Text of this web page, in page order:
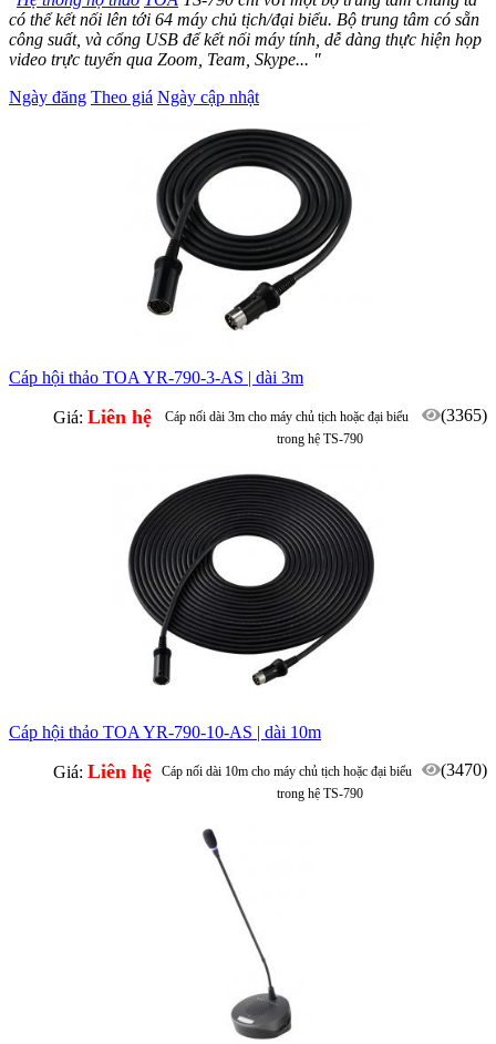
có thể kết nối lên tới 64 máy chủ tịch/đại biểu. Bộ trung tâm có sẵn
công suất, và cổng USB để kết nối máy tính, dễ dàng thực hiện họp
video trực tuyến qua Zoom, Team, Skype... "
Ngày đăng Theo giá Ngày cập nhật
Cáp hội thảo TOA YR-790-3-AS | dài 3m
Giá: Liên hệ (3365)
Cáp nối dài 3m cho máy chủ tịch hoặc đại biểu
trong hệ TS-790
Cáp hội thảo TOA YR-790-10-AS | dài 10m
Giá: Liên hệ (3470)
Cáp nối dài 10m cho máy chủ tịch hoặc đại biểu
trong hệ TS-790